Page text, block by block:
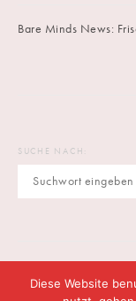
Bare Minds News:
SUCHE NACH:
Diese Website